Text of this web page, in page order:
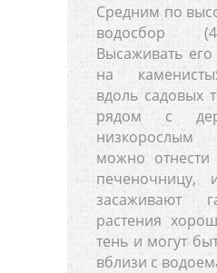
Средним по
водосбор
Высаживать
на
вдоль садовых
рядом с
низкорослым
можно отнести
печеночницу,
засаживают
растения
тень и могут
вблизи с